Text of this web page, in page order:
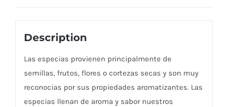
Description
Las especias provienen principalmente de
semillas, frutos, flores o cortezas secas y son muy
reconocias por sus propiedades aromatizantes. Las
especias llenan de aroma y sabor nuestros